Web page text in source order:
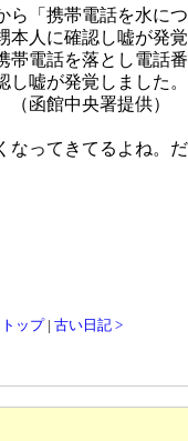
「携帯電話を水に
人に確認し嘘が発
電話を落とし電話
嘘が発覚しました
函館中央署提供）
ってきてるよね。
トップ| 古い日記 >